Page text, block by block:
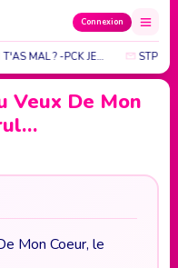
Connexion
MAL ? -PCK JE… STP NE
Veux De Mon
Mon Coeur, le